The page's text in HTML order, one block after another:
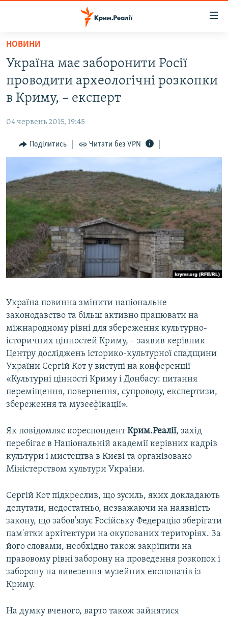
Перейти
основного
матеріалу
Перейти
до
основної
навігації
Перейти
до
ВОДА.КРИМ
ВІДЕО ТА ФОТО
БЛОГИ
ПОГЛЯД
ВСЕ ЗА ДЕНЬ
СПЕЦПРОЕКТИ
ДЕПОРТАЦІЯ
ВІДЕОУРОКИ «ELIFBE»
СВІДЧЕННЯ ОКУПАЦІЇ
УКРАЇНСЬКА ПРОБЛЕМА КРИМУ
ЯК ОБІЙТИ БЛОКУВАННЯ
Русский
Qırımtatar
Усі сайти RFE/RL
НОВИНИ
Україна має заборонити Росії
проводити археологічні розкопки
в Криму, – експерт
04 червень 2015, 19:45
Поділитись Читати без VPN
Україна повинна змінити національне
законодавство та більш активно працювати на
міжнародному рівні для збереження культурно-
історичних цінностей Криму, – заявив керівник
Центру досліджень історико-культурної спадщини
України Сергій Кот у виступі на конференції
«Культурні цінності Криму і Донбасу: питання
переміщення, повернення, супроводу, експертизи,
збереження та музеєфікації».
Як повідомляє кореспондентКрим.Реалії, захід
перебігає в Національній академії керівних кадрів
культури і мистецтва в Києві та організовано
Міністерством культури України.
Сергій Кот підкреслив, що зусиль, яких докладають
депутати, недостатньо, незважаючи на наявність
закону, що забов'язує Російську Федерацію зберігати
пам'ятки архітектури на окупованих територіях. За
його словами, необхідно також закріпити на
правовому рівні заборону на проведення розкопок і
заборону на вивезення музейних експонатів із
Криму.
На думку вченого, варто також зайнятися